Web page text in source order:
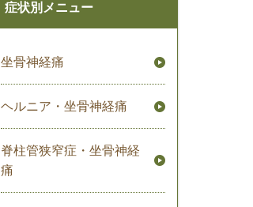
症状別メニュー
坐骨神経痛
ヘルニア・坐骨神経痛
脊柱管狭窄症・坐骨神経
痛